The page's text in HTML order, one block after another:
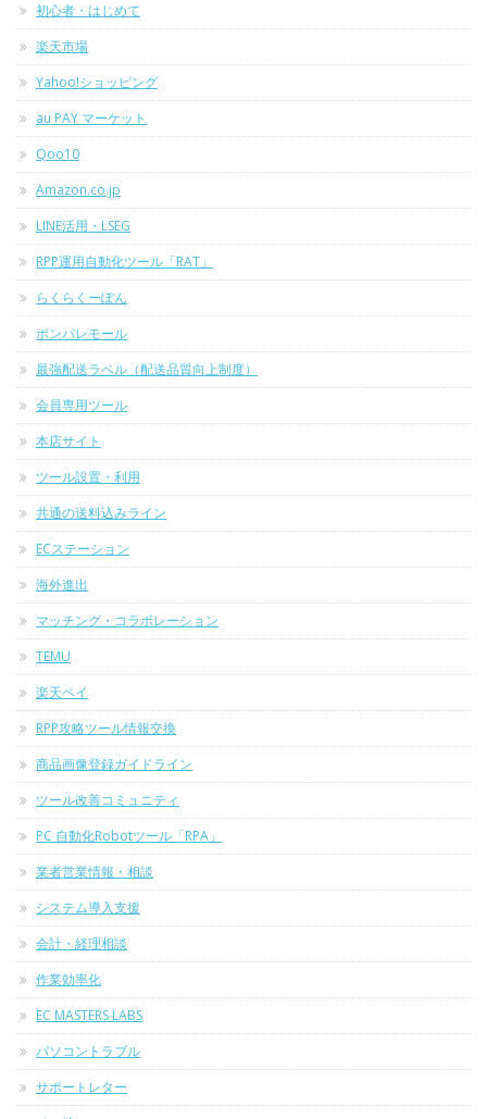
初心者・はじめて
楽天市場
Yahoo!ショッピング
au PAY マーケット
Qoo10
Amazon.co.jp
LINE活用・LSEG
RPP運用自動化ツール「RAT」
らくらくーぽん
ポンパレモール
最強配送ラベル（配送品質向上制度）
会員専用ツール
本店サイト
ツール設置・利用
共通の送料込みライン
ECステーション
海外進出
マッチング・コラボレーション
TEMU
楽天ペイ
RPP攻略ツール情報交換
商品画像登録ガイドライン
ツール改善コミュニティ
PC 自動化Robotツール「RPA」
業者営業情報・相談
システム導入支援
会計・経理相談
作業効率化
EC MASTERS LABS
パソコントラブル
サポートレター